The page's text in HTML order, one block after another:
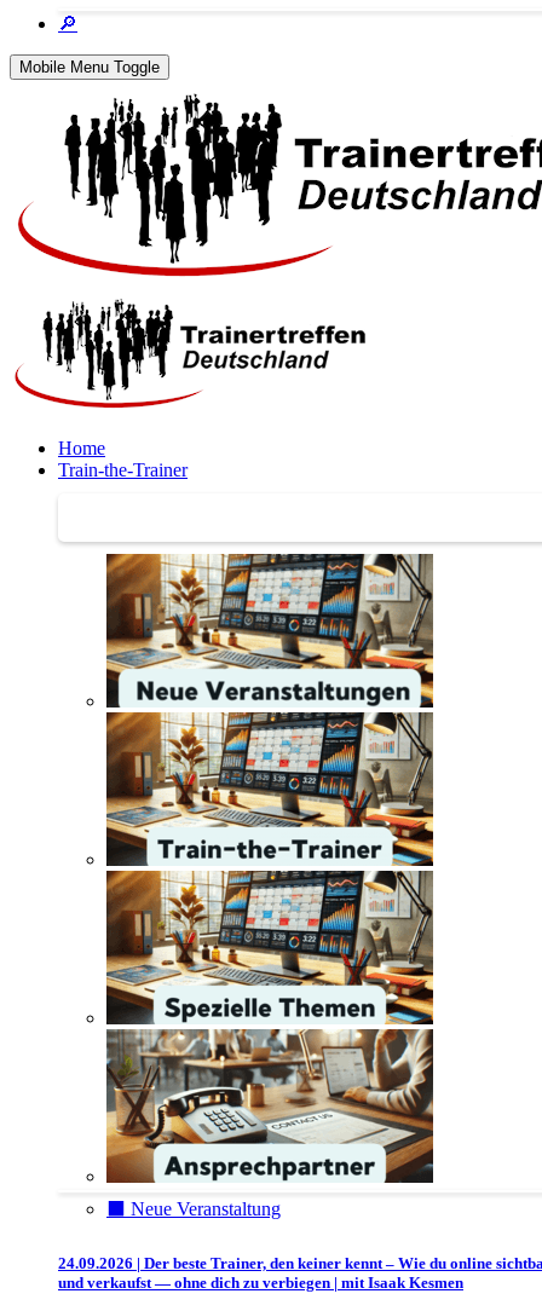
🔎
Mobile Menu Toggle
Home
Train-the-Trainer
⬛️ Neue Veranstaltung
24.09.2026 | Der beste Trainer, den keiner kennt – Wie du online
und verkaufst — ohne dich zu verbiegen | mit Isaak Kesmen